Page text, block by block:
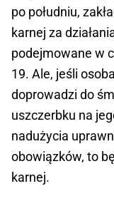
po południu,
karnej za
podejmowane w
19. Ale, jeśli
doprowadzi do
uszczerbku na
nadużycia
obowiązków, to
karnej.